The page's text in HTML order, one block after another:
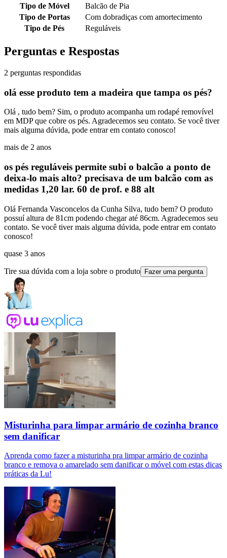
Tipo de Móvel
Balcão de Pia
Tipo de Portas
Com dobradiças com amortecimento
Tipo de Pés
Reguláveis
Perguntas e Respostas
2 perguntas respondidas
olá esse produto tem a madeira que tampa os pés?
Olá , tudo bem? Sim, o produto acompanha um rodapé removível
em MDP que cobre os pés. Agradecemos seu contato. Se você tiver
mais alguma dúvida, pode entrar em contato conosco!
mais de 2 anos
os pés reguláveis permite subi o balcão a ponto de
deixa-lo mais alto? precisava de um balcão com as
medidas 1,20 lar. 60 de prof. e 88 alt
Olá Fernanda Vasconcelos da Cunha Silva, tudo bem? O produto
possuí altura de 81cm podendo chegar até 86cm. Agradecemos seu
contato. Se você tiver mais alguma dúvida, pode entrar em contato
conosco!
quase 3 anos
Tire sua dúvida com a loja sobre o produto Fazer uma pergunta
Misturinha para limpar armário de cozinha branco
sem danificar
Aprenda como fazer a misturinha pra limpar armário de cozinha
branco e remova o amarelado sem danificar o móvel com estas dicas
práticas da Lu!